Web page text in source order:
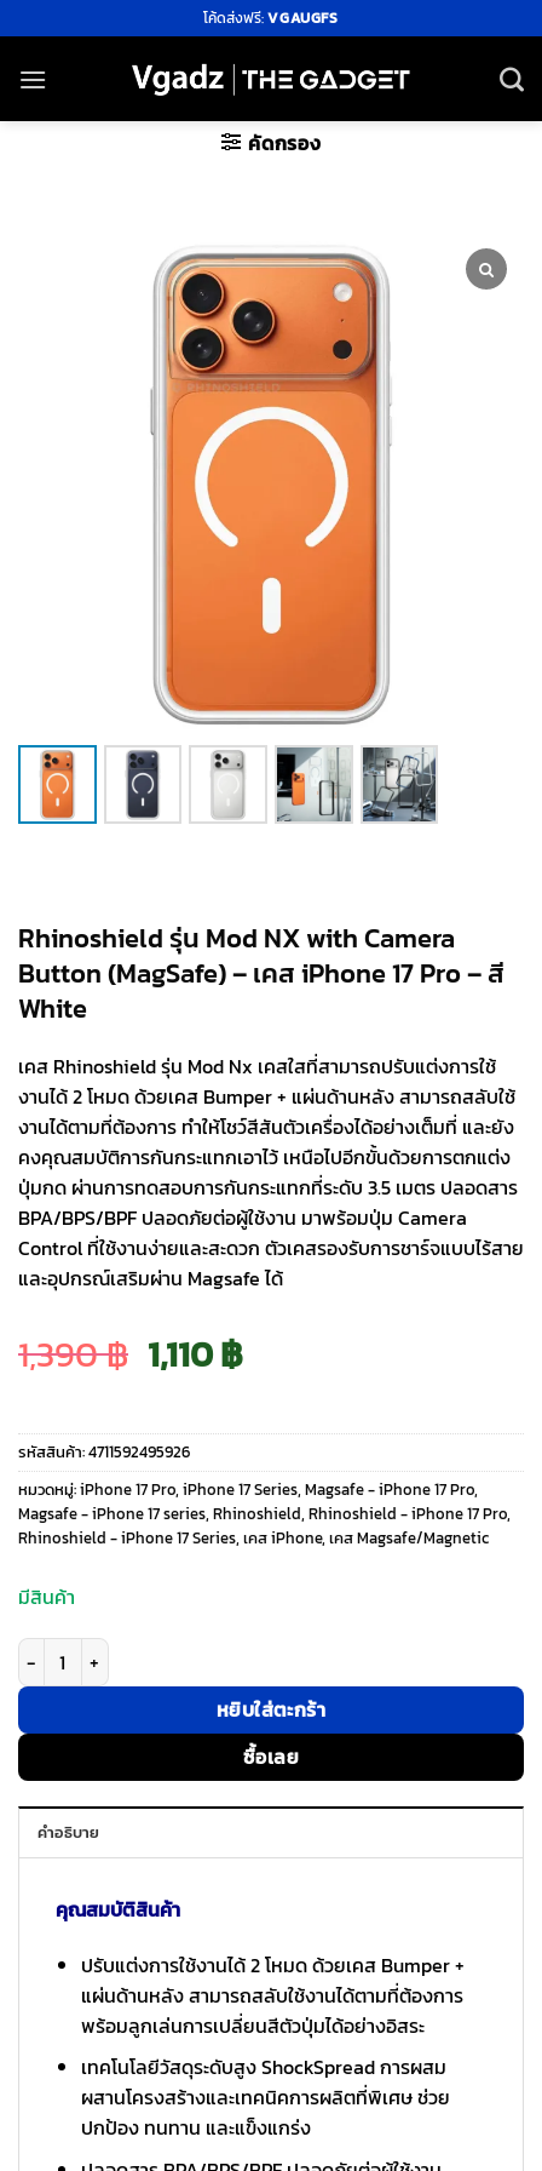
ไป
ยัง
โค้ดส่งฟรี:VGAUGFS
คัดกรอง
Rhinoshield รุ่น Mod NX with Camera
Button (MagSafe) – เคส iPhone 17 Pro – สี
White
เคส Rhinoshield รุ่น Mod Nx เคสใสที่สามารถปรับแต่งการใช้
งานได้ 2 โหมด ด้วยเคส Bumper + แผ่นด้านหลัง สามารถสลับใช้
งานได้ตามที่ต้องการ ทำให้โชว์สีสันตัวเครื่องได้อย่างเต็มที่ และยัง
คงคุณสมบัติการกันกระแทกเอาไว้ เหนือไปอีกขั้นด้วยการตกแต่ง
ปุ่มกด ผ่านการทดสอบการกันกระแทกที่ระดับ 3.5 เมตร ปลอดสาร
BPA/BPS/BPF ปลอดภัยต่อผู้ใช้งาน มาพร้อมปุ่ม Camera
Control ที่ใช้งานง่ายและสะดวก ตัวเคสรองรับการชาร์จแบบไร้สาย
และอุปกรณ์เสริมผ่าน Magsafe ได้
1,390฿ Original
price
was:
1,390 ฿.
1,110฿Current
price
is:
1,110 ฿.
รหัสสินค้า:4711592495926
หมวดหมู่:iPhone 17 Pro, iPhone 17 Series, Magsafe - iPhone 17 Pro,
Magsafe - iPhone 17 series, Rhinoshield, Rhinoshield - iPhone 17 Pro,
Rhinoshield - iPhone 17 Series, เคส iPhone, เคส Magsafe/Magnetic
มีสินค้า
จำนวน Rhinoshield รุ่น Mod NX with Camera Button (MagSafe) - เคส
หยิบใส่ตะกร้า
ซื้อเลย
คำอธิบาย
คุณสมบัติสินค้า
ปรับแต่งการใช้งานได้ 2 โหมด ด้วยเคส Bumper +
แผ่นด้านหลัง สามารถสลับใช้งานได้ตามที่ต้องการ
พร้อมลูกเล่นการเปลี่ยนสีตัวปุ่มได้อย่างอิสระ
เทคโนโลยีวัสดุระดับสูง ShockSpread การผสม
ผสานโครงสร้างและเทคนิคการผลิตที่พิเศษ ช่วย
ปกป้อง ทนทาน และแข็งแกร่ง